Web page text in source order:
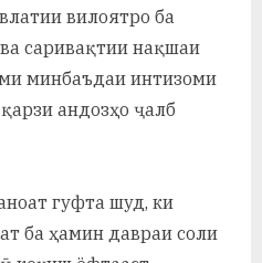
вилоятро ба
саривақтии нақшаи
минбаъдаи интизоми
андозҳо ҷалб
гуфта шуд, ки
ба ҳамин давраи соли